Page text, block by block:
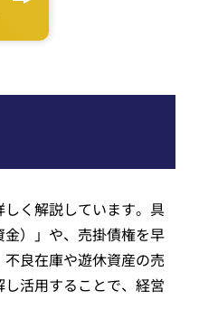
く解説しています。具
）」や、売掛債権を早
良在庫や遊休資産の売
活用することで、経営